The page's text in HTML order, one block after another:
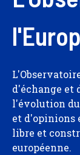
d'échange et
l'évolution du
et d'opinions
libre et
européenne.